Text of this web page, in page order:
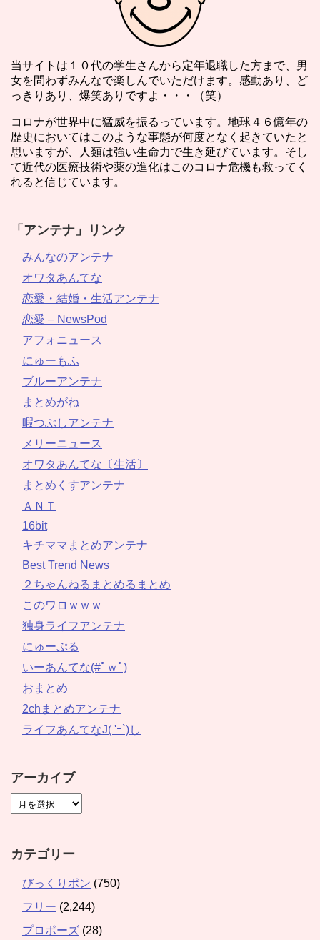
当サイトは１０代の学生さんから定年退職した方まで、男
女を問わずみんなで楽しんでいただけます。感動あり、ど
っきりあり、爆笑ありですよ・・・（笑）
コロナが世界中に猛威を振るっています。地球４６億年の
歴史においてはこのような事態が何度となく起きていたと
思いますが、人類は強い生命力で生き延びています。そし
て近代の医療技術や薬の進化はこのコロナ危機も救ってく
れると信じています。
「アンテナ」リンク
みんなのアンテナ
オワタあんてな
恋愛・結婚・生活アンテナ
恋愛 – NewsPod
アフォニュース
にゅーもふ
ブルーアンテナ
まとめがね
暇つぶしアンテナ
メリーニュース
オワタあんてな〔生活〕
まとめくすアンテナ
ＡＮＴ
16bit
キチママまとめアンテナ
Best Trend News
２ちゃんねるまとめるまとめ
このワロｗｗｗ
独身ライフアンテナ
にゅーぷる
いーあんてな(#ﾟｗﾟ)
おまとめ
2chまとめアンテナ
ライフあんてなJ( 'ｰ`)し
アーカイブ
カテゴリー
びっくりポン (750)
フリー (2,244)
プロポーズ (28)